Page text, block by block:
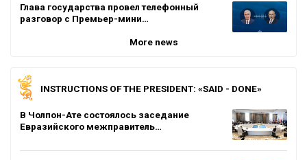
Глава государства провел телефонный
разговор с Премьер-мини…
More news
INSTRUCTIONS OF THE PRESIDENT: «SAID - DONE»
В Чолпон-Ате состоялось заседание
Евразийского межправитель…